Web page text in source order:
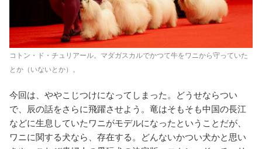
コトン・ド・チュリアール。マダガスカルでかつて牛をワニから守っていた
とか（いないとか）。
今回は、ややこじつけになってしまった。どうせならつい
で、辰の話をさらに飛躍させよう。竜はそもそも中国の長江
などに生息していたワニがモデルになったということだが、
ワニに関する犬なら、存在する。どんないかつい犬かと思い